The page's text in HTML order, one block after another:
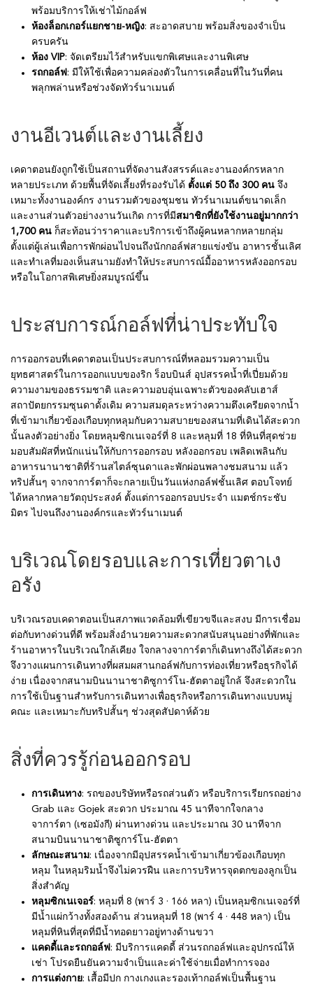
พร้อมบริการให้เช่าไม้กอล์ฟ
ห้องล็อกเกอร์แยกชาย-หญิง: สะอาดสบาย พร้อมสิ่งของจำเป็น
ครบครัน
ห้อง VIP: จัดเตรียมไว้สำหรับแขกพิเศษและงานพิเศษ
รถกอล์ฟ : มีให้ใช้เพื่อความคล่องตัวในการเคลื่อนที่ในวันที่คน
พลุกพล่านหรือช่วงจัดทัวร์นาเมนต์
งานอีเวนต์และงานเลี้ยง
เคดาตอนยังถูกใช้เป็นสถานที่จัดงานสังสรรค์และงานองค์กรหลาก
หลายประเภท ด้วยพื้นที่จัดเลี้ยงที่รองรับได้ ตั้งแต่ 50 ถึง 300 คน จึง
เหมาะทั้งงานองค์กร งานรวมตัวของชุมชน ทัวร์นาเมนต์ขนาดเล็ก
และงานส่วนตัวอย่างงานวันเกิด การที่มีสมาชิกที่ยังใช้งานอยู่มากกว่า
1,700 คน ก็สะท้อนว่าราคาและบริการเข้าถึงผู้คนหลากหลายกลุ่ม
ตั้งแต่ผู้เล่นเพื่อการพักผ่อนไปจนถึงนักกอล์ฟสายแข่งขัน อาหารชั้นเลิศ
และทำเลที่มองเห็นสนามยังทำให้ประสบการณ์มื้ออาหารหลังออกรอบ
หรือในโอกาสพิเศษยิ่งสมบูรณ์ขึ้น
ประสบการณ์กอล์ฟที่น่าประทับใจ
การออกรอบที่เคดาตอนเป็นประสบการณ์ที่หลอมรวมความเป็น
ยุทธศาสตร์ในการออกแบบของริก ร็อบบินส์ อุปสรรคน้ำที่เปี่ยมด้วย
ความงามของธรรมชาติ และความอบอุ่นเฉพาะตัวของคลับเฮาส์
สถาปัตยกรรมซุนดาดั้งเดิม ความสมดุลระหว่างความตึงเครียดจากน้ำ
ที่เข้ามาเกี่ยวข้องเกือบทุกหลุมกับความสบายของสนามที่เดินได้สะดวก
นั้นลงตัวอย่างยิ่ง โดยหลุมซิกเนเจอร์ที่ 8 และหลุมที่ 18 ที่หินที่สุดช่วย
มอบสัมผัสที่หนักแน่นให้กับการออกรอบ หลังออกรอบ เพลิดเพลินกับ
อาหารนานาชาติที่ร้านสไตล์ซุนดาและพักผ่อนพลางชมสนาม แล้ว
ทริปสั้นๆ จากจาการ์ตาก็จะกลายเป็นวันแห่งกอล์ฟชั้นเลิศ ตอบโจทย์
ได้หลากหลายวัตถุประสงค์ ตั้งแต่การออกรอบประจำ แมตช์กระชับ
มิตร ไปจนถึงงานองค์กรและทัวร์นาเมนต์
บริเวณโดยรอบและการเที่ยวตาเง
อรัง
บริเวณรอบเคดาตอนเป็นสภาพแวดล้อมที่เขียวขจีและสงบ มีการเชื่อม
ต่อกับทางด่วนที่ดี พร้อมสิ่งอำนวยความสะดวกสนับสนุนอย่างที่พักและ
ร้านอาหารในบริเวณใกล้เคียง ใจกลางจาการ์ตาก็เดินทางถึงได้สะดวก
จึงวางแผนการเดินทางที่ผสมผสานกอล์ฟกับการท่องเที่ยวหรือธุรกิจได้
ง่าย เนื่องจากสนามบินนานาชาติซูการ์โน-ฮัตตาอยู่ใกล้ จึงสะดวกใน
การใช้เป็นฐานสำหรับการเดินทางเพื่อธุรกิจหรือการเดินทางแบบหมู่
คณะ และเหมาะกับทริปสั้นๆ ช่วงสุดสัปดาห์ด้วย
สิ่งที่ควรรู้ก่อนออกรอบ
การเดินทาง: รถของบริษัทหรือรถส่วนตัว หรือบริการเรียกรถอย่าง
Grab และ Gojek สะดวก ประมาณ 45 นาทีจากใจกลาง
จาการ์ตา (เซอมังกี) ผ่านทางด่วน และประมาณ 30 นาทีจาก
สนามบินนานาชาติซูการ์โน-ฮัตตา
ลักษณะสนาม: เนื่องจากมีอุปสรรคน้ำเข้ามาเกี่ยวข้องเกือบทุก
หลุม ในหลุมริมน้ำจึงไม่ควรฝืน และการบริหารจุดตกของลูกเป็น
สิ่งสำคัญ
หลุมซิกเนเจอร์: หลุมที่ 8 (พาร์ 3 · 166 หลา) เป็นหลุมซิกเนเจอร์ที่
มีน้ำแผ่กว้างทั้งสองด้าน ส่วนหลุมที่ 18 (พาร์ 4 · 448 หลา) เป็น
หลุมที่หินที่สุดที่มีน้ำทอดยาวอยู่ทางด้านขวา
แคดดี้และรถกอล์ฟ : มีบริการแคดดี้ ส่วนรถกอล์ฟและอุปกรณ์ให้
เช่า โปรดยืนยันความจำเป็นและค่าใช้จ่ายเมื่อทำการจอง
การแต่งกาย: เสื้อมีปก กางเกงและรองเท้ากอล์ฟเป็นพื้นฐาน